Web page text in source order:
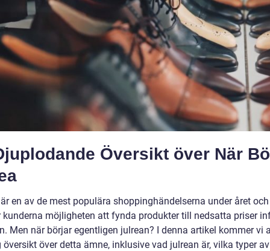
Översikt över När
en av de mest populära shoppinghändelserna under året och
kunderna möjligheten att fynda produkter till nedsatta priser
Men när börjar egentligen julrean? I denna artikel kommer vi
översikt över detta ämne, inklusive vad julrean är, vilka typer